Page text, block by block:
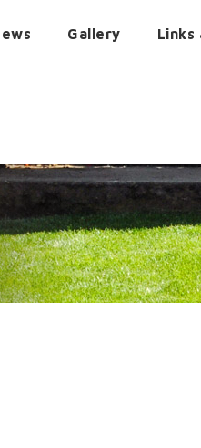
Gallery Links